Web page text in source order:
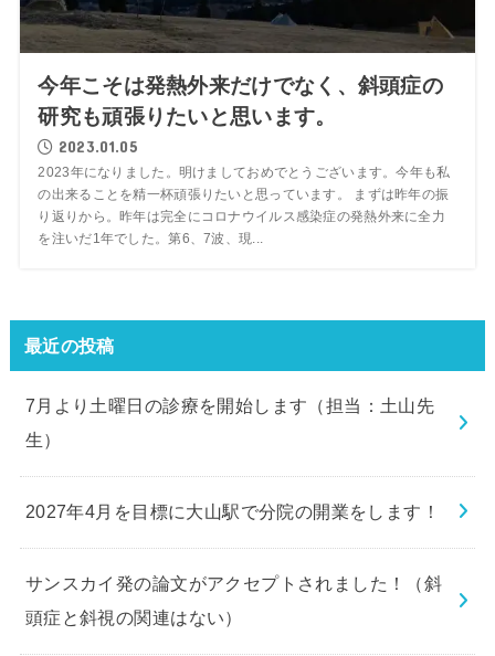
今年こそは発熱外来だけでなく、斜頭症の
研究も頑張りたいと思います。
2023.01.05
2023年になりました。明けましておめでとうございます。今年も私
の出来ることを精一杯頑張りたいと思っています。 まずは昨年の振
り返りから。昨年は完全にコロナウイルス感染症の発熱外来に全力
を注いだ1年でした。第6、7波、現...
最近の投稿
7月より土曜日の診療を開始します（担当：土山先
生）
2027年4月を目標に大山駅で分院の開業をします！
サンスカイ発の論文がアクセプトされました！（斜
頭症と斜視の関連はない）